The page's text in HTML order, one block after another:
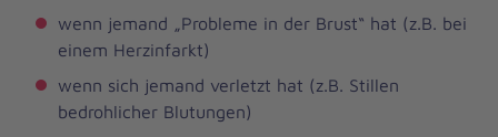
wenn jemand „Probleme in der Brust“ hat (z.B. bei
einem Herzinfarkt)
wenn sich jemand verletzt hat (z.B. Stillen
bedrohlicher Blutungen)